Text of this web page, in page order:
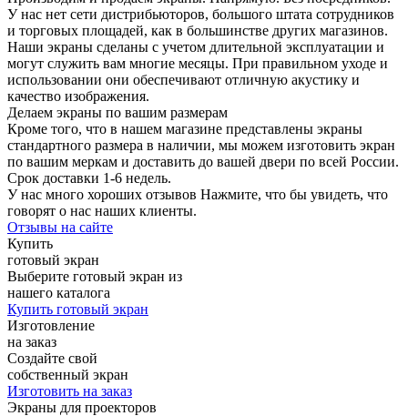
У нас нет сети дистрибьюторов, большого штата сотрудников
и торговых площадей, как в большинстве других магазинов.
Наши экраны сделаны с учетом длительной эксплуатации и
могут служить вам многие месяцы. При правильном уходе и
использовании они обеспечивают отличную акустику и
качество изображения.
Делаем экраны по вашим размерам
Кроме того, что в нашем магазине представлены экраны
стандартного размера в наличии, мы можем изготовить экран
по вашим меркам и доставить до вашей двери по всей России.
Срок доставки 1-6 недель.
У нас много хороших отзывов Нажмите, что бы увидеть, что
говорят о нас наших клиенты.
Отзывы на сайте
Купить
готовый экран
Выберите готовый экран из
нашего каталога
Купить готовый экран
Изготовление
на заказ
Создайте свой
собственный экран
Изготовить на заказ
Экраны для проекторов